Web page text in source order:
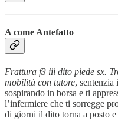
A come Antefatto
Frattura f3 iii dito piede sx.
mobilità con tutore,
sospirando in borsa e ti
l’infermiere che ti sorregge
di giorni il dito torna a posto